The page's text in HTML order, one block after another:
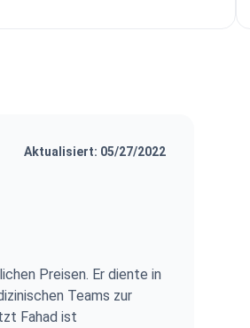
Aktualisiert: 05/27/2022
Preisen. Er diente in
Teams zur
Fahad ist